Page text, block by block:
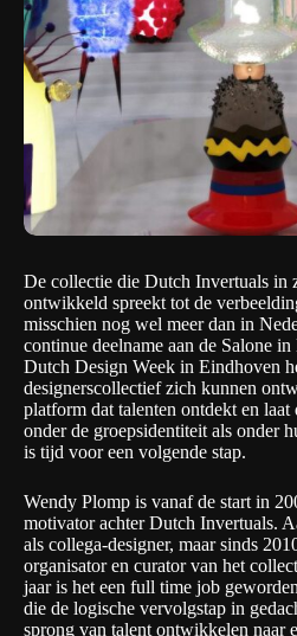
De collectie die Dutch Invertuals in
ontwikkeld spreekt tot de
misschien nog wel meer dan in
continue deelname aan de Salone
Dutch Design Week in Eindhoven
designerscollectief zich kunnen
platform dat talenten ontdekt en
onder de groepsidentiteit als onder
is tijd voor een volgende stap.
Wendy Plomp is vanaf de start in
motivator achter Dutch Invertuals.
als collega-designer, maar sinds
organisator en curator van het
jaar is het een full time job
die de logische vervolgstap in
sprong van talent ontwikkelen naar